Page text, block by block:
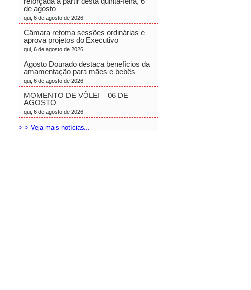
de agosto
qui, 6 de agosto de 2026
Câmara retoma sessões ordinárias e
aprova projetos do Executivo
qui, 6 de agosto de 2026
Agosto Dourado destaca benefícios da
amamentação para mães e bebês
qui, 6 de agosto de 2026
MOMENTO DE VÔLEI – 06 DE
AGOSTO
qui, 6 de agosto de 2026
> > Veja mais notícias...